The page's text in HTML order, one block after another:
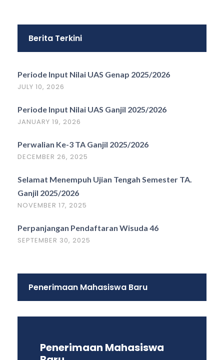
Berita Terkini
Periode Input Nilai UAS Genap 2025/2026
JULY 10, 2026
Periode Input Nilai UAS Ganjil 2025/2026
JANUARY 19, 2026
Perwalian Ke-3 TA Ganjil 2025/2026
DECEMBER 26, 2025
Selamat Menempuh Ujian Tengah Semester TA.
Ganjil 2025/2026
NOVEMBER 17, 2025
Perpanjangan Pendaftaran Wisuda 46
SEPTEMBER 30, 2025
Penerimaan Mahasiswa Baru
Penerimaan Mahasiswa